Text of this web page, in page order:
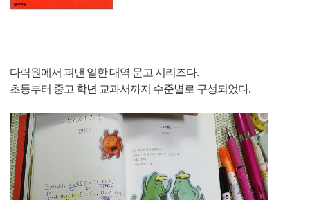
다락원에서 펴낸 일한 대역 문고 시리즈다.
초등부터 중고 학년 교과서까지 수준별로 구성되었다.